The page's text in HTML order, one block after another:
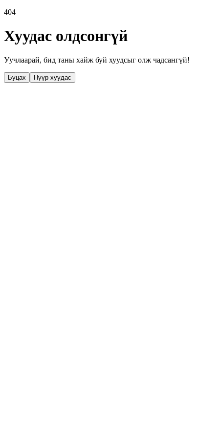
404
Хуудас олдсонгүй
Уучлаарай, бид таны хайж буй хуудсыг олж чадсангүй!
Буцах Нүүр хуудас